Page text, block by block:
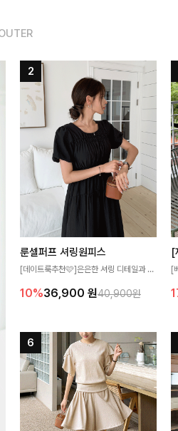
룬셀퍼프 셔링원피스
[데이트룩추천🩷]은은한 셔링 디테일과 퍼
성해주는 원피스🤍 허리 스모크 밴딩이 슬
즐기기 좋아요
10%36,900 원40,900원
[